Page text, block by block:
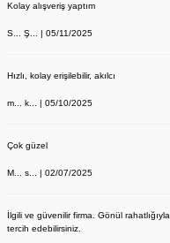
Kolay alışveriş yaptım
S... Ş... | 05/11/2025
Hızlı, kolay erişilebilir, akılcı
m... k... | 05/10/2025
Çok güzel
M... s... | 02/07/2025
İlgili ve güvenilir firma. Gönül rahatlığıyla
tercih edebilirsiniz.